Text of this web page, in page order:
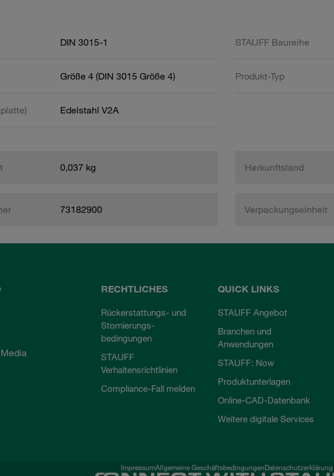
DIN 3015-1 STAUFF Baureihe
Größe 4 (DIN 3015 Größe 4) Produkt-Typ
Edelstahl V2A
0,037 kg Herkunftsland
73182900 Verpackungseinheit
RECHTLICHES
Rückerstattungs- und
Stornierungs-
bedingungen
STAUFF
Verhaltensrichtlinien
Compliance-Fall melden
QUICK LINKS
STAUFF Angebot
Branchen und
Anwendungen
STAUFF: Now
Produktunterlagen
Online-CAD-Datenbank
Weitere digitale Services
ImpressumAllgemeine GeschäftsbedingungenDatenschutzerklärung